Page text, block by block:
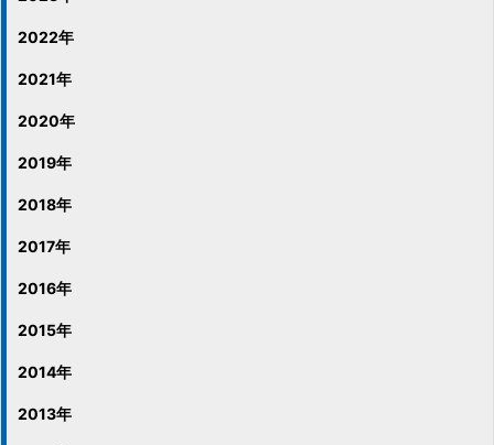
2022年
2021年
2020年
2019年
2018年
2017年
2016年
2015年
2014年
2013年